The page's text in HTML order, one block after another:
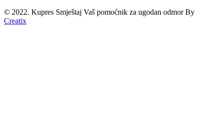
© 2022. Kupres Smještaj Vaš pomoćnik za ugodan odmor By
Creatix